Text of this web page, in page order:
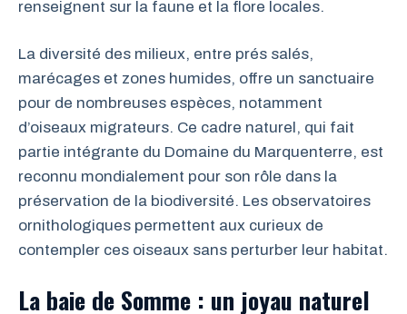
renseignent sur la faune et la flore locales.
La diversité des milieux, entre prés salés,
marécages et zones humides, offre un sanctuaire
pour de nombreuses espèces, notamment
d’oiseaux migrateurs. Ce cadre naturel, qui fait
partie intégrante du Domaine du Marquenterre, est
reconnu mondialement pour son rôle dans la
préservation de la biodiversité. Les observatoires
ornithologiques permettent aux curieux de
contempler ces oiseaux sans perturber leur habitat.
La baie de Somme : un joyau naturel